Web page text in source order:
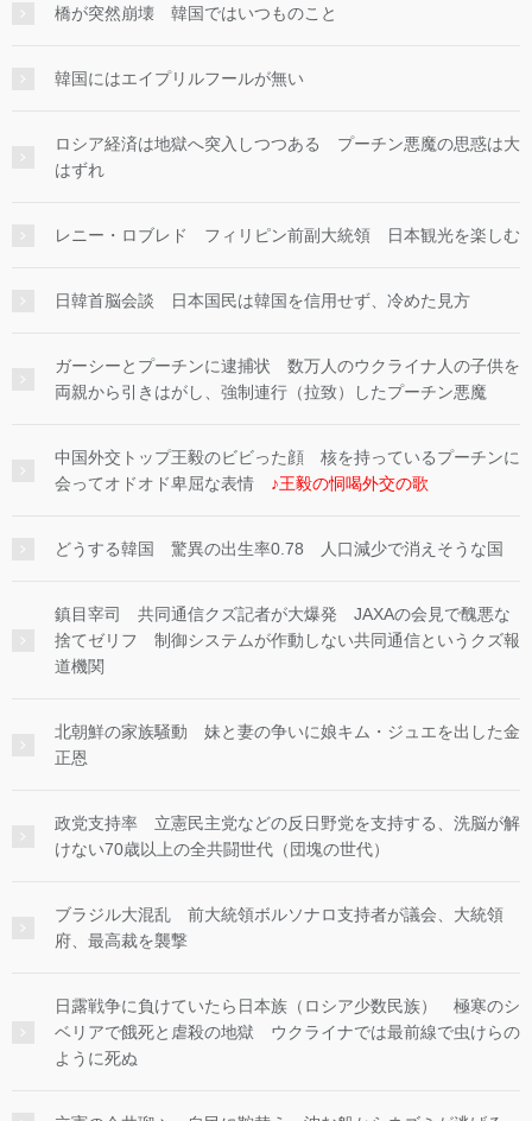
橋が突然崩壊 韓国ではいつものこと
韓国にはエイプリルフールが無い
ロシア経済は地獄へ突入しつつある プーチン悪魔の思惑は大
はずれ
レニー・ロブレド フィリピン前副大統領 日本観光を楽しむ
日韓首脳会談 日本国民は韓国を信用せず、冷めた見方
ガーシーとプーチンに逮捕状 数万人のウクライナ人の子供を
両親から引きはがし、強制連行（拉致）したプーチン悪魔
中国外交トップ王毅のビビった顔 核を持っているプーチンに
会ってオドオド卑屈な表情 ♪王毅の恫喝外交の歌
どうする韓国 驚異の出生率0.78 人口減少で消えそうな国
鎮目宰司 共同通信クズ記者が大爆発 JAXAの会見で醜悪な
捨てゼリフ 制御システムが作動しない共同通信というクズ報
道機関
北朝鮮の家族騒動 妹と妻の争いに娘キム・ジュエを出した金
正恩
政党支持率 立憲民主党などの反日野党を支持する、洗脳が解
けない70歳以上の全共闘世代（団塊の世代）
ブラジル大混乱 前大統領ボルソナロ支持者が議会、大統領
府、最高裁を襲撃
日露戦争に負けていたら日本族（ロシア少数民族） 極寒のシ
ベリアで餓死と虐殺の地獄 ウクライナでは最前線で虫けらの
ように死ぬ